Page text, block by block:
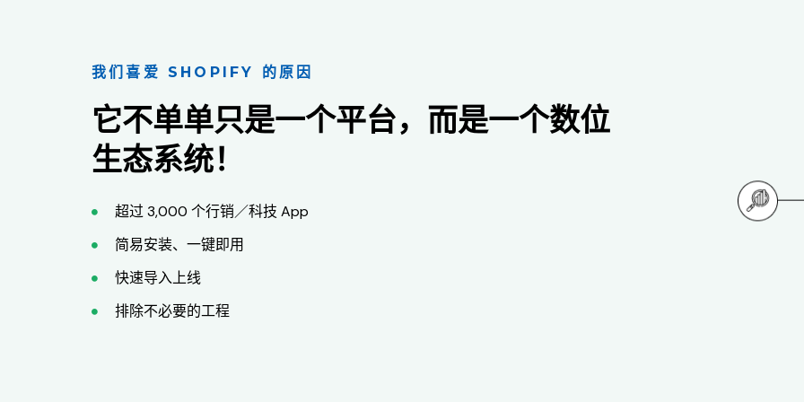
我们喜爱 SHOPIFY 的原因
它不单单只是一个平台，而是一个数位
生态系统！
超过 3,000 个行销／科技 App
简易安装、一键即用
快速导入上线
排除不必要的工程